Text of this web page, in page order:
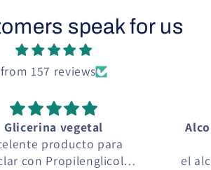
speak for us
from 157 reviews
para
y
Alcohol y
el alcohol y la